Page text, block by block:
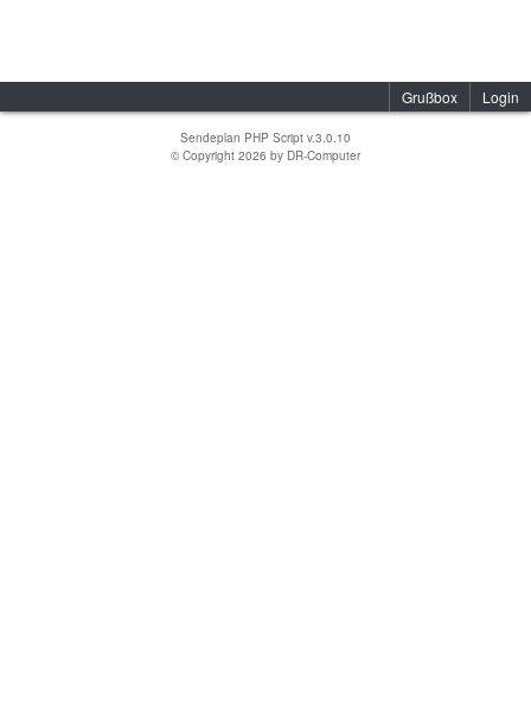
Grußbox Login
Sendeplan PHP Script v.3.0.10
© Copyright 2026 by DR-Computer